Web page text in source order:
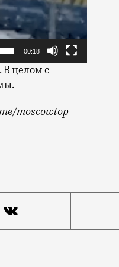
00:18
В целом с
moscowtop
картах, если